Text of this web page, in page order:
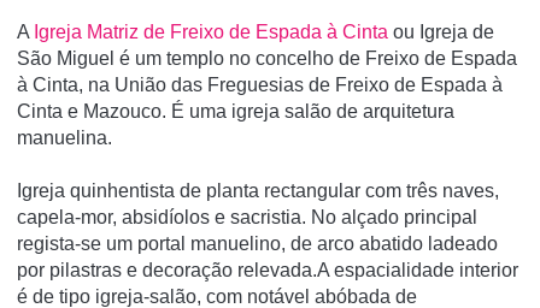
A Igreja Matriz de Freixo de Espada à Cinta ou Igreja de
São Miguel é um templo no concelho de Freixo de Espada
à Cinta, na União das Freguesias de Freixo de Espada à
Cinta e Mazouco. É uma igreja salão de arquitetura
manuelina.
Igreja quinhentista de planta rectangular com três naves,
capela-mor, absidíolos e sacristia. No alçado principal
regista-se um portal manuelino, de arco abatido ladeado
por pilastras e decoração relevada.A espacialidade interior
é de tipo igreja-salão, com notável abóbada de